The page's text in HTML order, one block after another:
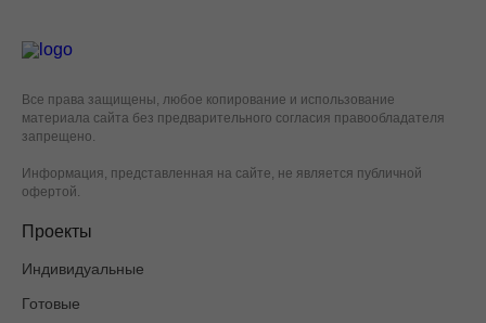
Все права защищены, любое копирование и использование
материала сайта без предварительного согласия правообладателя
запрещено.
Информация, представленная на сайте, не является публичной
офертой.
Проекты
Индивидуальные
Готовые